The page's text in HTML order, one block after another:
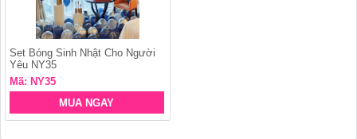
Set Bóng Sinh Nhật Cho Người
Yêu NY35
Mã: NY35
MUA NGAY